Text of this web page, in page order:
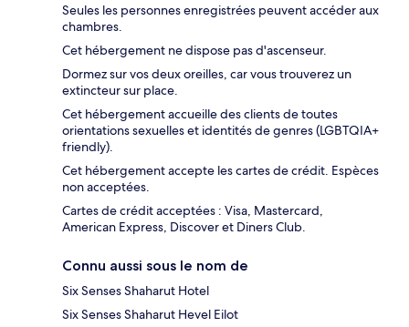
Seules les personnes enregistrées peuvent accéder aux
chambres.
Cet hébergement ne dispose pas d'ascenseur.
Dormez sur vos deux oreilles, car vous trouverez un
extincteur sur place.
Cet hébergement accueille des clients de toutes
orientations sexuelles et identités de genres (LGBTQIA+
friendly).
Cet hébergement accepte les cartes de crédit. Espèces
non acceptées.
Cartes de crédit acceptées : Visa, Mastercard,
American Express, Discover et Diners Club.
Connu aussi sous le nom de
Six Senses Shaharut Hotel
Six Senses Shaharut Hevel Eilot